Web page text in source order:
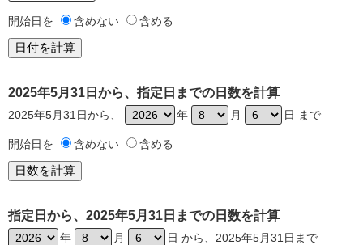
開始日を 含めない 含める
2025年5月31日から、指定日までの日数を計算
2025年5月31日から、 年 月 日 まで
開始日を 含めない 含める
指定日から、2025年5月31日までの日数を計算
年 月 日 から、2025年5月31日まで